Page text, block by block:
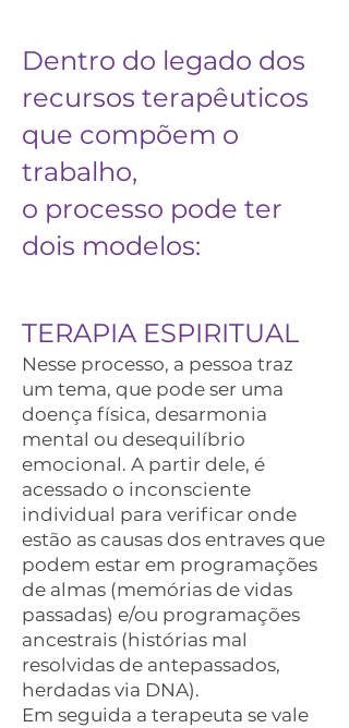
Dentro do legado dos
recursos terapêuticos
que compõem o
trabalho,
o processo pode ter
dois modelos:
TERAPIA ESPIRITUAL
Nesse processo, a pessoa traz
um tema, que pode ser uma
doença física, desarmonia
mental ou desequilíbrio
emocional. A partir dele, é
acessado o inconsciente
individual para verificar onde
estão as causas dos entraves que
podem estar em programações
de almas (memórias de vidas
passadas) e/ou programações
ancestrais (histórias mal
resolvidas de antepassados,
herdadas via DNA).
Em seguida a terapeuta se vale